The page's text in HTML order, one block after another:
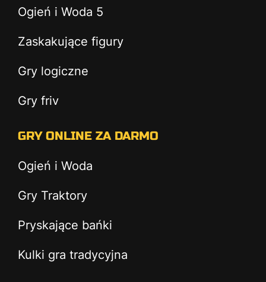
Ogień i Woda 5
Zaskakujące figury
Gry logiczne
Gry friv
GRY ONLINE ZA DARMO
Ogień i Woda
Gry Traktory
Pryskające bańki
Kulki gra tradycyjna